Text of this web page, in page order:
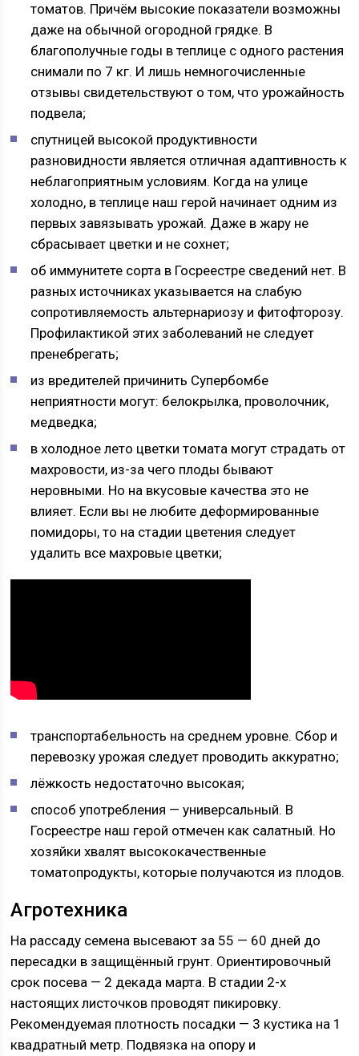
томатов. Причём высокие показатели возможны
даже на обычной огородной грядке. В
благополучные годы в теплице с одного растения
снимали по 7 кг. И лишь немногочисленные
отзывы свидетельствуют о том, что урожайность
подвела;
спутницей высокой продуктивности
разновидности является отличная адаптивность к
неблагоприятным условиям. Когда на улице
холодно, в теплице наш герой начинает одним из
первых завязывать урожай. Даже в жару не
сбрасывает цветки и не сохнет;
об иммунитете сорта в Госреестре сведений нет. В
разных источниках указывается на слабую
сопротивляемость альтернариозу и фитофторозу.
Профилактикой этих заболеваний не следует
пренебрегать;
из вредителей причинить Супербомбе
неприятности могут: белокрылка, проволочник,
медведка;
в холодное лето цветки томата могут страдать от
махровости, из-за чего плоды бывают
неровными. Но на вкусовые качества это не
влияет. Если вы не любите деформированные
помидоры, то на стадии цветения следует
удалить все махровые цветки;
транспортабельность на среднем уровне. Сбор и
перевозку урожая следует проводить аккуратно;
лёжкость недостаточно высокая;
способ употребления — универсальный. В
Госреестре наш герой отмечен как салатный. Но
хозяйки хвалят высококачественные
томатопродукты, которые получаются из плодов.
Агротехника
На рассаду семена высевают за 55 — 60 дней до
пересадки в защищённый грунт. Ориентировочный
срок посева — 2 декада марта. В стадии 2-х
настоящих листочков проводят пикировку.
Рекомендуемая плотность посадки — 3 кустика на 1
квадратный метр. Подвязка на опору и